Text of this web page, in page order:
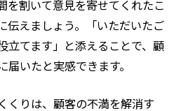
を割いて意見を寄せてくれたこ
伝えましょう。「いただいたご
立てます」と添えることで、顧
いたと実感できます。
くりは、顧客の不満を解消す